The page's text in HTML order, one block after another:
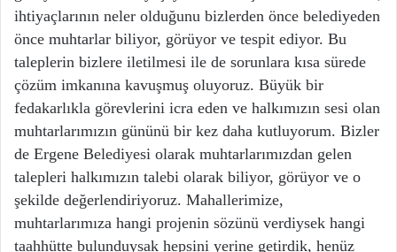
ihtiyaçlarının neler olduğunu bizlerden önce belediyeden
önce muhtarlar biliyor, görüyor ve tespit ediyor. Bu
taleplerin bizlere iletilmesi ile de sorunlara kısa sürede
çözüm imkanına kavuşmuş oluyoruz. Büyük bir
fedakarlıkla görevlerini icra eden ve halkımızın sesi olan
muhtarlarımızın gününü bir kez daha kutluyorum. Bizler
de Ergene Belediyesi olarak muhtarlarımızdan gelen
talepleri halkımızın talebi olarak biliyor, görüyor ve o
şekilde değerlendiriyoruz. Mahallerimize,
muhtarlarımıza hangi projenin sözünü verdiysek hangi
taahhütte bulunduysak hepsini yerine getirdik, henüz